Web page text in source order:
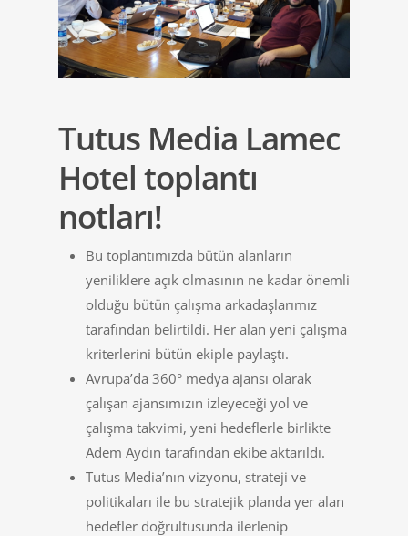
Tutus Media Lamec
Hotel toplantı
notları!
Bu toplantımızda bütün alanların
yeniliklere açık olmasının ne kadar önemli
olduğu bütün çalışma arkadaşlarımız
tarafından belirtildi. Her alan yeni çalışma
kriterlerini bütün ekiple paylaştı.
Avrupa’da 360° medya ajansı olarak
çalışan ajansımızın izleyeceği yol ve
çalışma takvimi, yeni hedeflerle birlikte
Adem Aydın tarafından ekibe aktarıldı.
Tutus Media’nın vizyonu, strateji ve
politikaları ile bu stratejik planda yer alan
hedefler doğrultusunda ilerlenip